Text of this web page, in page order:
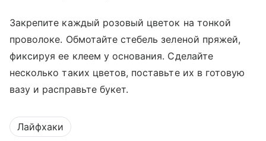
Закрепите каждый розовый цветок на тонкой
проволоке. Обмотайте стебель зеленой пряжей,
фиксируя ее клеем у основания. Сделайте
несколько таких цветов, поставьте их в готовую
вазу и расправьте букет.
Лайфхаки